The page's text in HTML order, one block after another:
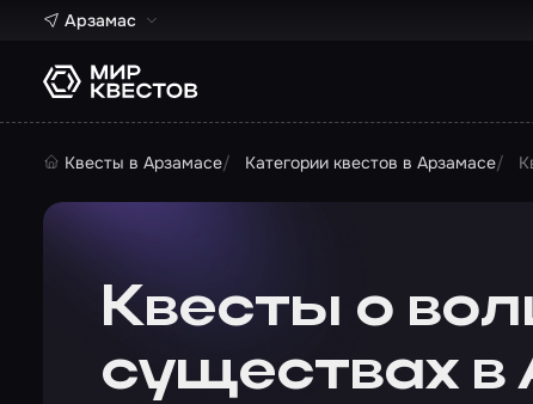
Арзамас
Квесты в Арзамасе Категории квестов в Арзамасе
Квесты о
существах в